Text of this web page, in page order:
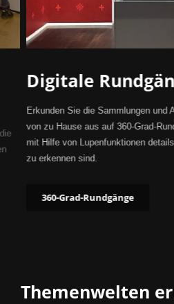
Digitale
Erkunden Sie die Sammlungen und
von zu Hause aus auf 360-Grad-
mit Hilfe von Lupenfunktionen
zu erkennen sind.
360-Grad-Rundgänge
Themenwelten